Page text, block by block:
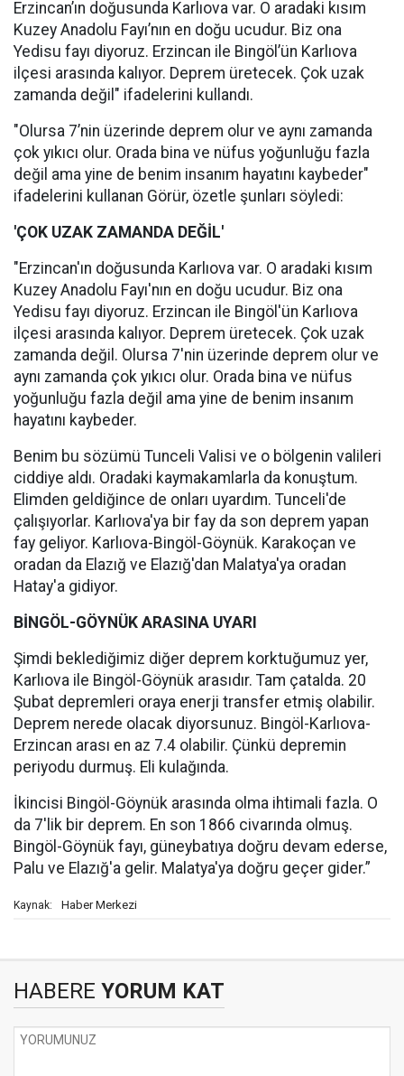
Erzincan’ın doğusunda Karlıova var. O aradaki kısım
Kuzey Anadolu Fayı’nın en doğu ucudur. Biz ona
Yedisu fayı diyoruz. Erzincan ile Bingöl’ün Karlıova
ilçesi arasında kalıyor. Deprem üretecek. Çok uzak
zamanda değil" ifadelerini kullandı.
"Olursa 7’nin üzerinde deprem olur ve aynı zamanda
çok yıkıcı olur. Orada bina ve nüfus yoğunluğu fazla
değil ama yine de benim insanım hayatını kaybeder"
ifadelerini kullanan Görür, özetle şunları söyledi:
'ÇOK UZAK ZAMANDA DEĞİL'
"Erzincan'ın doğusunda Karlıova var. O aradaki kısım
Kuzey Anadolu Fayı'nın en doğu ucudur. Biz ona
Yedisu fayı diyoruz. Erzincan ile Bingöl'ün Karlıova
ilçesi arasında kalıyor. Deprem üretecek. Çok uzak
zamanda değil. Olursa 7'nin üzerinde deprem olur ve
aynı zamanda çok yıkıcı olur. Orada bina ve nüfus
yoğunluğu fazla değil ama yine de benim insanım
hayatını kaybeder.
Benim bu sözümü Tunceli Valisi ve o bölgenin valileri
ciddiye aldı. Oradaki kaymakamlarla da konuştum.
Elimden geldiğince de onları uyardım. Tunceli'de
çalışıyorlar. Karlıova'ya bir fay da son deprem yapan
fay geliyor. Karlıova-Bingöl-Göynük. Karakoçan ve
oradan da Elazığ ve Elazığ'dan Malatya'ya oradan
Hatay'a gidiyor.
BİNGÖL-GÖYNÜK ARASINA UYARI
Şimdi beklediğimiz diğer deprem korktuğumuz yer,
Karlıova ile Bingöl-Göynük arasıdır. Tam çatalda. 20
Şubat depremleri oraya enerji transfer etmiş olabilir.
Deprem nerede olacak diyorsunuz. Bingöl-Karlıova-
Erzincan arası en az 7.4 olabilir. Çünkü depremin
periyodu durmuş. Eli kulağında.
İkincisi Bingöl-Göynük arasında olma ihtimali fazla. O
da 7'lik bir deprem. En son 1866 civarında olmuş.
Bingöl-Göynük fayı, güneybatıya doğru devam ederse,
Palu ve Elazığ'a gelir. Malatya'ya doğru geçer gider.”
Kaynak: Haber Merkezi
HABERE YORUM KAT